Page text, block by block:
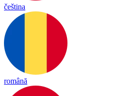
čeština
română